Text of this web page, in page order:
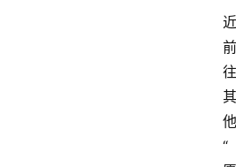
近
前
往
其
他
“